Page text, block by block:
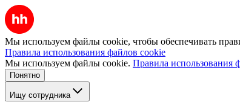
Мы используем файлы cookie, чтобы обеспечивать
Правила использования файлов cookie
Мы используем файлы cookie. Правила использования
Понятно
Ищу сотрудника